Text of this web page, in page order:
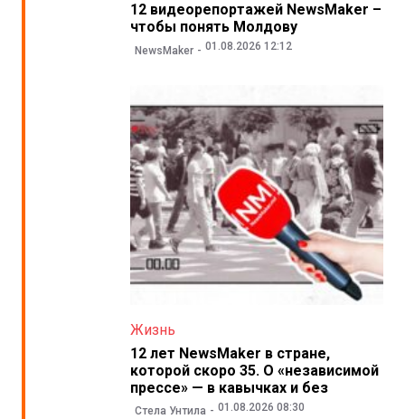
12 видеорепортажей NewsMaker –
чтобы понять Молдову
NewsMaker 01.08.2026 12:12
Жизнь
12 лет NewsMaker в стране,
которой скоро 35. О «независимой
прессе» — в кавычках и без
Стела Унтила 01.08.2026 08:30